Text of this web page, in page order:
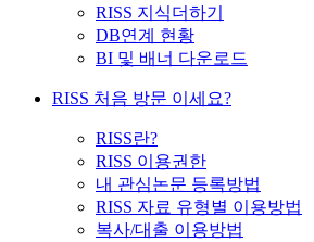
RISS 지식더하기
DB연계 현황
BI 및 배너 다운로드
RISS 처음 방문 이세요?
RISS란?
RISS 이용권한
내 관심논문 등록방법
RISS 자료 유형별 이용방법
복사/대출 이용방법